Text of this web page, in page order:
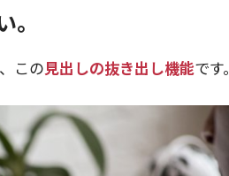
この見出しの抜き出し機能です。